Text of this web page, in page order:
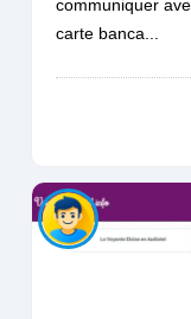
communiquer
carte banca...